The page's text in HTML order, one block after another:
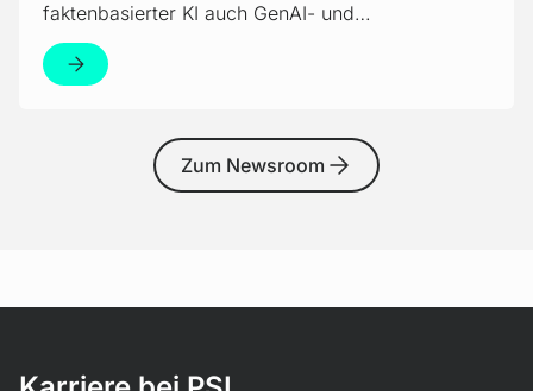
faktenbasierter KI auch GenAI- und…
Zum Newsroom